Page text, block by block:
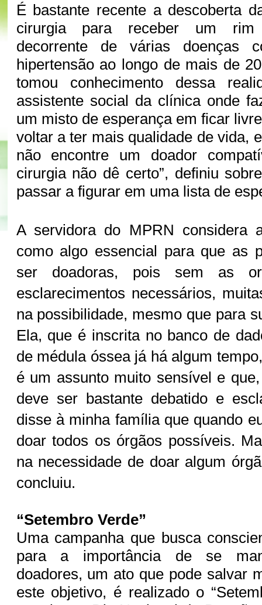
É bastante recente a descoberta
cirurgia para receber um rim
decorrente de várias doenças
hipertensão ao longo de mais de
tomou conhecimento dessa
assistente social da clínica onde
um misto de esperança em ficar
voltar a ter mais qualidade de vida,
não encontre um doador
cirurgia não dê certo”, definiu
passar a figurar em uma lista de
A servidora do MPRN considera
como algo essencial para que as
ser doadoras, pois sem as
esclarecimentos necessários,
na possibilidade, mesmo que para
Ela, que é inscrita no banco de
de médula óssea já há algum
é um assunto muito sensível e
deve ser bastante debatido e
disse à minha família que quando
doar todos os órgãos possíveis.
na necessidade de doar algum
concluiu.
“Setembro Verde”
Uma campanha que busca
para a importância de se
doadores, um ato que pode salvar
este objetivo, é realizado o